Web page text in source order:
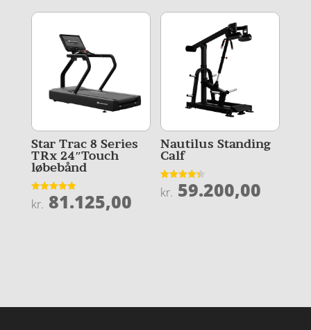
Star Trac 8 Series
TRx 24″Touch
løbebånd
Vurderet
4.9
kr. 81.125,00
Nautilus Standing
Calf
Vurderet
4.3
kr. 59.200,00